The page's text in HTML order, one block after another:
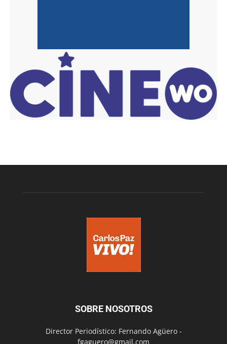
SOBRE NOSOTROS
Director Periodístico: Fernando Agüero -
fgaguero@gmail.com